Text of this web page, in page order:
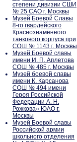
степени дивизии СШИ
№ 25 САО г. Москвы
Музей Боевой Славы
8-го гвардейского
Краснознамённого
танкового корпуса при
СОШ № 1143 г. Москвы
Музей Боевой славы
имени И. П. Аплетова
СОШ № 485 г. Москвы
Музей боевой славы
имени К. Карсанова
СОШ № 494 имени
Героя Российской
Федерации А. Н.
Рожкова» ЮАО г.
Москвы
Музей Боевой славы
Российской армии
школьного отделения